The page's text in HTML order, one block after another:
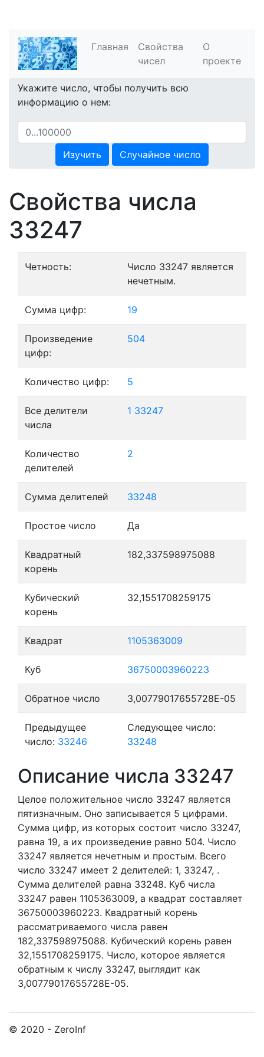
Главная
Свойства
чисел
О
проекте
Укажите число, чтобы получить всю
информацию о нем:
Изучить Случайное число
Свойства числа
33247
Четность:
Число 33247 является
нечетным.
Сумма цифр: 19
Произведение
цифр:
504
Количество цифр: 5
Все делители
числа
1 33247
Количество
делителей
2
Сумма делителей 33248
Простое число Да
Квадратный
корень
182,337598975088
Кубический
корень
32,1551708259175
Квадрат 1105363009
Куб 36750003960223
Обратное число 3,00779017655728E-05
Предыдущее
число: 33246
Следующее число:
33248
Описание числа 33247
Целое положительное число 33247 является
пятизначным. Оно записывается 5 цифрами.
Сумма цифр, из которых состоит число 33247,
равна 19, а их произведение равно 504. Число
33247 является нечетным и простым. Всего
число 33247 имеет 2 делителей: 1, 33247, .
Сумма делителей равна 33248. Куб числа
33247 равен 1105363009, а квадрат составляет
36750003960223. Квадратный корень
рассматриваемого числа равен
182,337598975088. Кубический корень равен
32,1551708259175. Число, которое является
обратным к числу 33247, выглядит как
3,00779017655728E-05.
© 2020 - ZeroInf